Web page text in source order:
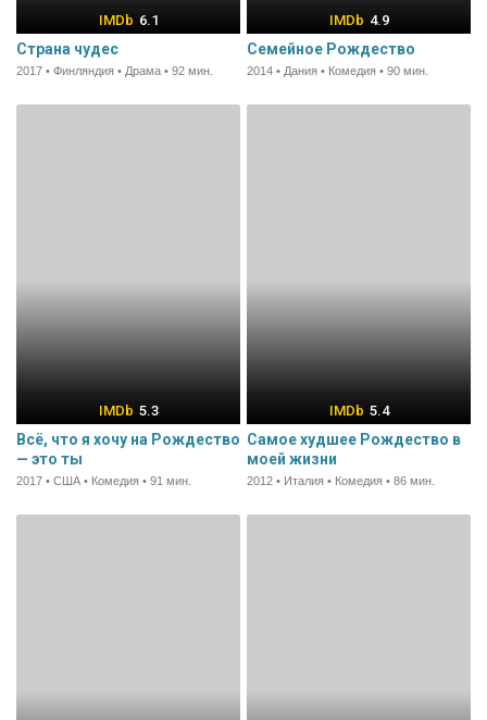
6.1
Страна чудес
2017 • Финляндия • Драма • 92 мин.
4.9
Семейное Рождество
2014 • Дания • Комедия • 90 мин.
5.3
Всё, что я хочу на Рождество
— это ты
2017 • США • Комедия • 91 мин.
5.4
Самое худшее Рождество в
моей жизни
2012 • Италия • Комедия • 86 мин.